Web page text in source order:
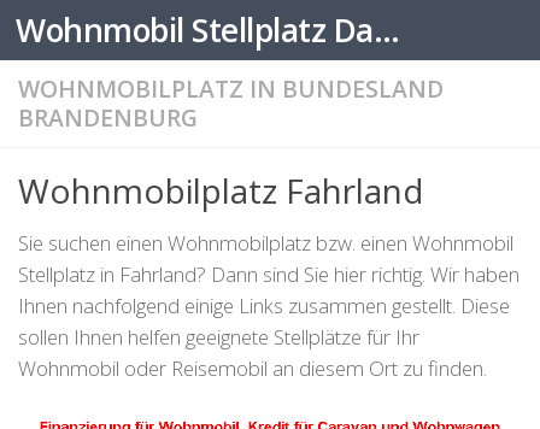
Zum Inhalt springen Wohnmobil Stellplatz Datenbank
WOHNMOBILPLATZ IN BUNDESLAND
BRANDENBURG
Wohnmobilplatz Fahrland
Sie suchen einen Wohnmobilplatz bzw. einen Wohnmobil
Stellplatz in Fahrland? Dann sind Sie hier richtig. Wir haben
Ihnen nachfolgend einige Links zusammen gestellt. Diese
sollen Ihnen helfen geeignete Stellplätze für Ihr
Wohnmobil oder Reisemobil an diesem Ort zu finden.